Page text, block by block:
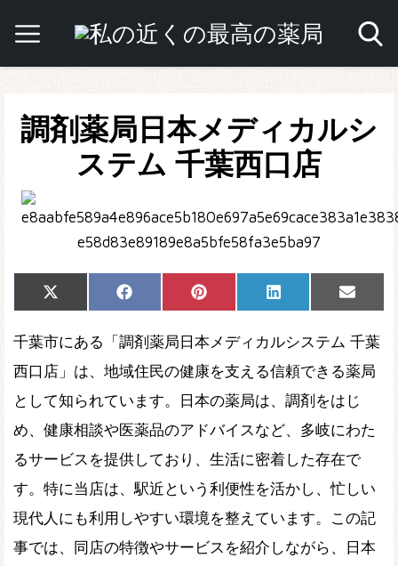
調剤薬局日本メディカルシ
ステム 千葉西口店
Share
on
X
(Twitter)
Share
on
Facebook Share
on
Pinterest Share
on
LinkedIn
Share
on
Email
千葉市にある「調剤薬局日本メディカルシステム 千葉
西口店」は、地域住民の健康を支える信頼できる薬局
として知られています。日本の薬局は、調剤をはじ
め、健康相談や医薬品のアドバイスなど、多岐にわた
るサービスを提供しており、生活に密着した存在で
す。特に当店は、駅近という利便性を活かし、忙しい
現代人にも利用しやすい環境を整えています。この記
事では、同店の特徴やサービスを紹介しながら、日本